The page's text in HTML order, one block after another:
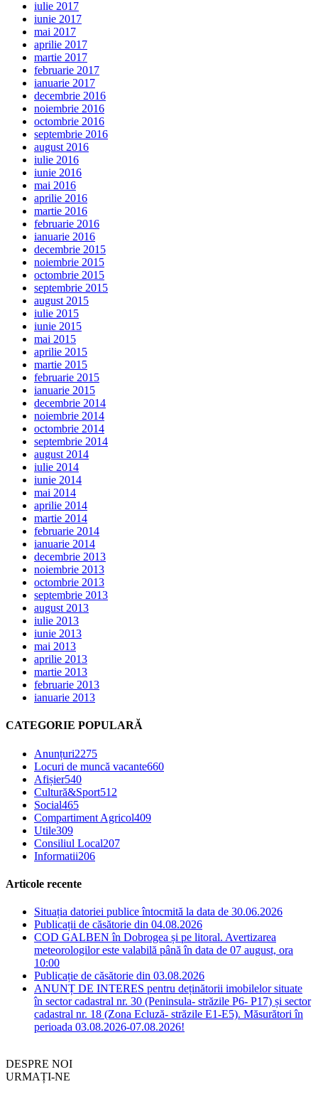
iulie 2017
iunie 2017
mai 2017
aprilie 2017
martie 2017
februarie 2017
ianuarie 2017
decembrie 2016
noiembrie 2016
octombrie 2016
septembrie 2016
august 2016
iulie 2016
iunie 2016
mai 2016
aprilie 2016
martie 2016
februarie 2016
ianuarie 2016
decembrie 2015
noiembrie 2015
octombrie 2015
septembrie 2015
august 2015
iulie 2015
iunie 2015
mai 2015
aprilie 2015
martie 2015
februarie 2015
ianuarie 2015
decembrie 2014
noiembrie 2014
octombrie 2014
septembrie 2014
august 2014
iulie 2014
iunie 2014
mai 2014
aprilie 2014
martie 2014
februarie 2014
ianuarie 2014
decembrie 2013
noiembrie 2013
octombrie 2013
septembrie 2013
august 2013
iulie 2013
iunie 2013
mai 2013
aprilie 2013
martie 2013
februarie 2013
ianuarie 2013
CATEGORIE POPULARĂ
Anunțuri2275
Locuri de muncă vacante660
Afișier540
Cultură&Sport512
Social465
Compartiment Agricol409
Utile309
Consiliul Local207
Informatii206
Articole recente
Situația datoriei publice întocmită la data de 30.06.2026
Publicații de căsătorie din 04.08.2026
COD GALBEN în Dobrogea și pe litoral. Avertizarea
meteorologilor este valabilă până în data de 07 august, ora
10:00
Publicație de căsătorie din 03.08.2026
ANUNȚ DE INTERES pentru deținătorii imobilelor situate
în sector cadastral nr. 30 (Peninsula- străzile P6- P17) și sector
cadastral nr. 18 (Zona Ecluză- străzile E1-E5). Măsurători în
perioada 03.08.2026-07.08.2026!
DESPRE NOI
URMAȚI-NE